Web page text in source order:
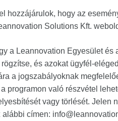
hozzájárulok, hogy az
Solutions Kft.
a Leannovation Egyesület
és azokat ügyfél-
a jogszabályoknak
programon való részvétel
vagy törlését. Jelen
címen: